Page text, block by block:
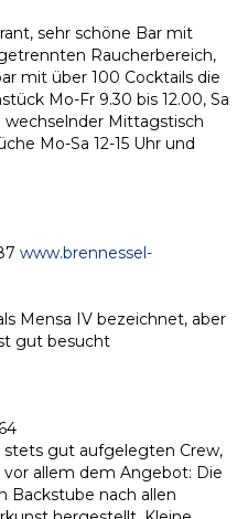
sehr schöne Bar mit
Raucherbereich,
mit über 100 Cocktails die
Mo-Fr 9.30 bis 12.00, Sa
wechselnder Mittagstisch
Mo-Sa 12-15 Uhr und
www.brennessel-
Mensa IV bezeichnet, aber
gut besucht
gut aufgelegten Crew,
allem dem Angebot: Die
Backstube nach allen